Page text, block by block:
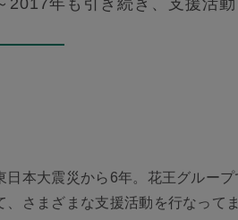
2017年も引き続き、支援活
日本大震災から6年。花王グルー
、さまざまな支援活動を行なって